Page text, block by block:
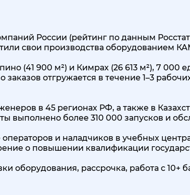
России (рейтинг по данным
свои производства оборудованием
(41 900 м²) и Кимрах (26 613 м²), 7 000
отгружается в течение 1–3
в 45 регионах РФ, а также в
выполнено более 310 000 запусков и
и наладчиков в учебных
о повышении квалификации
оборудования, рассрочка, работа с